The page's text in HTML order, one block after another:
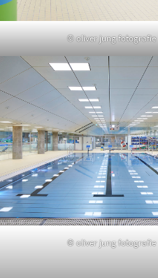
© oliver jung fotografie
© oliver jung fotografie